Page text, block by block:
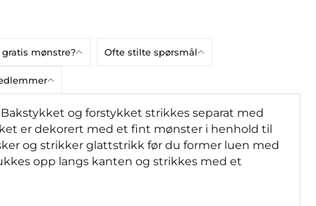
mønstre? Ofte stilte spørsmål
og forstykket strikkes separat med
er dekorert med et fint mønster i henhold til
og strikker glattstrikk før du former luen med
opp langs kanten og strikkes med et